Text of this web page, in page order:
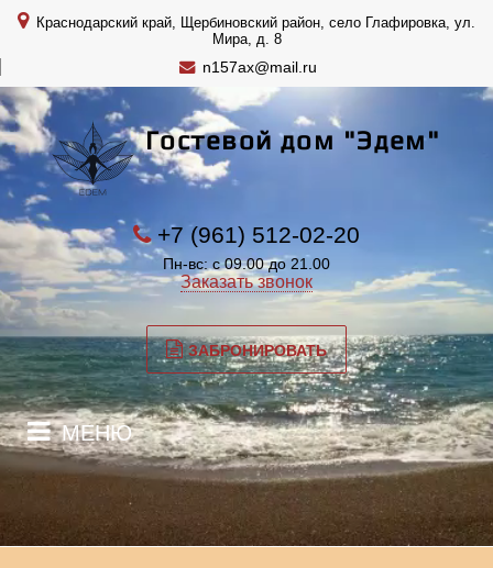
Краснодарский край, Щербиновский район, село Глафировка, ул.
Мира, д. 8
n157ax@mail.ru
Гостевой дом "Эдем"
+7 (961) 512-02-20
Пн-вс: с 09.00 до 21.00
Заказать звонок
ЗАБРОНИРОВАТЬ
МЕНЮ